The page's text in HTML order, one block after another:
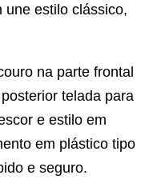
une estilo clássico,
na parte frontal
telada para
e estilo em
em plástico tipo
e seguro.